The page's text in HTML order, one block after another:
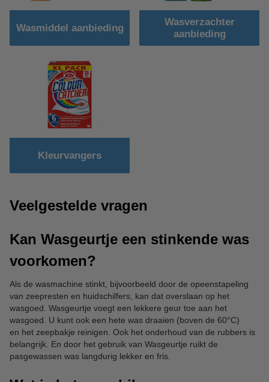
Wasmiddel aanbieding
Wasverzachter
aanbieding
Kleurvangers
Veelgestelde vragen
Kan Wasgeurtje een stinkende was
voorkomen?
Als de wasmachine stinkt, bijvoorbeeld door de opeenstapeling
van zeepresten en huidschilfers, kan dat overslaan op het
wasgoed. Wasgeurtje voegt een lekkere geur toe aan het
wasgoed. U kunt ook een hete was draaien (boven de 60°C)
en het zeepbakje reinigen. Ook het onderhoud van de rubbers is
belangrijk. En door het gebruik van Wasgeurtje ruikt de
pasgewassen was langdurig lekker en fris.